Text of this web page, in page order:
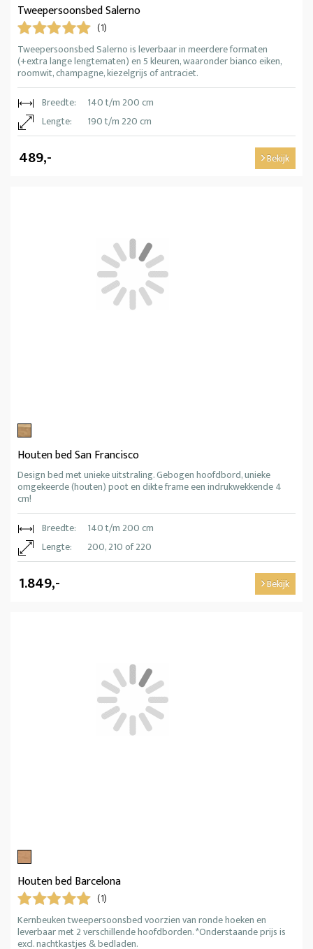
Tweepersoonsbed Salerno
(1)
Tweepersoonsbed Salerno is leverbaar in meerdere formaten
(+extra lange lengtematen) en 5 kleuren, waaronder bianco eiken,
roomwit, champagne, kiezelgrijs of antraciet.
Breedte:
140 t/m 200 cm
Lengte:
190 t/m 220 cm
489,- Bekijk
Houten bed San Francisco
Design bed met unieke uitstraling. Gebogen hoofdbord, unieke
omgekeerde (houten) poot en dikte frame een indrukwekkende 4
cm!
Breedte:
140 t/m 200 cm
Lengte:
200, 210 of 220
1.849,- Bekijk
Houten bed Barcelona
(1)
Kernbeuken tweepersoonsbed voorzien van ronde hoeken en
leverbaar met 2 verschillende hoofdborden. *Onderstaande prijs is
excl. nachtkastjes & bedladen.